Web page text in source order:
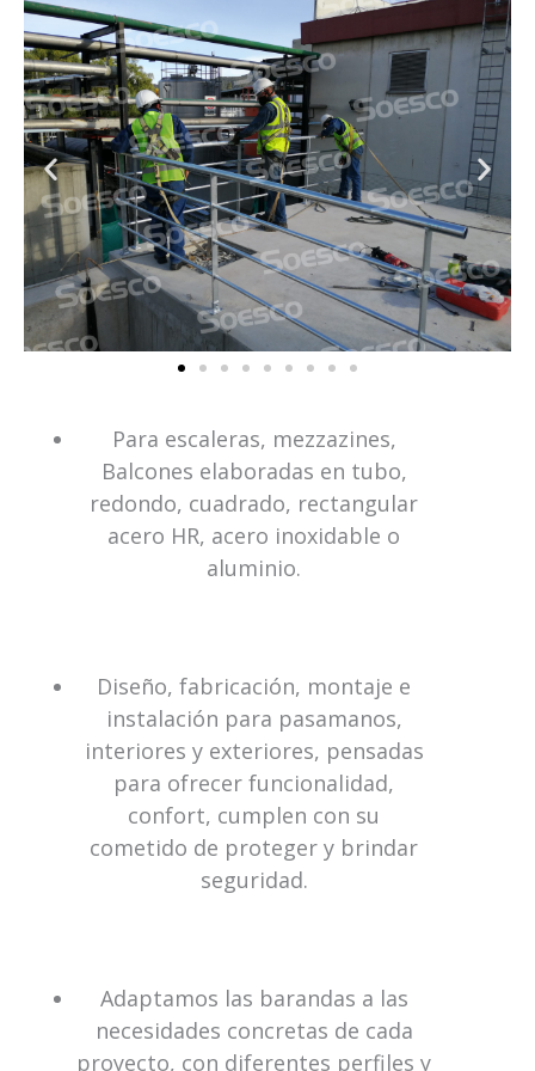
Para escaleras, mezzazines,
Balcones elaboradas en tubo,
redondo, cuadrado, rectangular
acero HR, acero inoxidable o
aluminio.
Diseño, fabricación, montaje e
instalación para pasamanos,
interiores y exteriores, pensadas
para ofrecer funcionalidad,
confort, cumplen con su
cometido de proteger y brindar
seguridad.
Adaptamos las barandas a las
necesidades concretas de cada
proyecto, con diferentes perfiles y